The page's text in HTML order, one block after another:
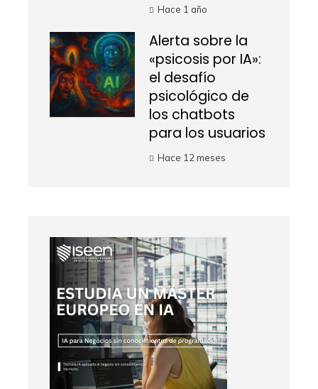
Hace 1 año
Alerta sobre la
«psicosis por IA»:
el desafío
psicológico de
los chatbots
para los usuarios
Hace 12 meses